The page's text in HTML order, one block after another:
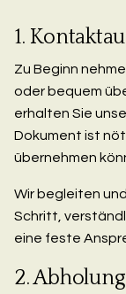
1.
Zu Beginn
oder bequem
erhalten Sie
Dokument ist
übernehmen
Wir begleiten
Schritt,
eine feste
2.